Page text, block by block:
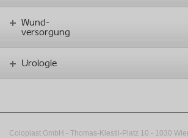
Wund-
versorgung
Urologie
Coloplast GmbH - Thomas-Klestil-Platz 10 - 1030